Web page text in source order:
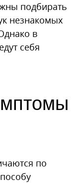
подбирать
незнакомых
в
себя
по